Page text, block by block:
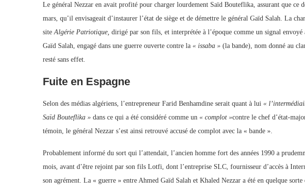
Le général Nezzar en avait profité pour charger lourdement Saïd Bouteflika, assurant que ce
mars, qu’il envisageait d’instaurer l’état de siège et de démettre le général Gaïd Salah. La
siteAlgérie Patriotique, dirigé par son fils, et interprétée à l’époque comme un signal
Gaïd Salah, engagé dans une guerre ouverte contre la « issaba » (la bande), nom donné au
resté sans effet.
Fuite en Espagne
Selon des médias algériens, l’entrepreneur Farid Benhamdine serait quant à lui «
Saïd Bouteflika » dans ce qui a été considéré comme un « complot »contre le chef d’état-
témoin, le général Nezzar s’est ainsi retrouvé accusé de complot avec la « bande ».
Probablement informé du sort qui l’attendait, l’ancien homme fort des années 1990 a
mois, avant d’être rejoint par son fils Lotfi, dont l’entreprise SLC, fournisseur d’accès à
son agrément. La « guerre » entre Ahmed Gaïd Salah et Khaled Nezzar a été en quelque